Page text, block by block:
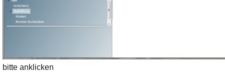
bitte anklicken